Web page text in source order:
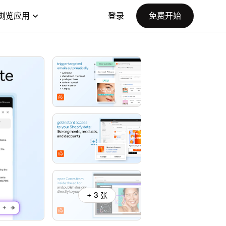
览应用 登录 免费开始
+ 3 张